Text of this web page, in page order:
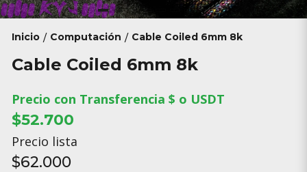
Inicio / Computación / Cable Coiled 6mm 8k
Cable Coiled 6mm 8k
Precio con Transferencia $ o USDT
$52.700
Precio lista
$62.000